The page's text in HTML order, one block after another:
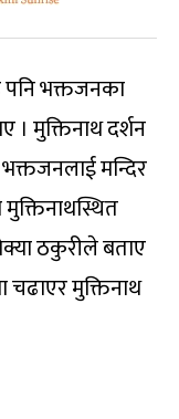
पनि भक्तजनका
। मुक्तिनाथ दर्शन
भक्तजनलाई मन्दिर
ठकुरीले बताए
चढाएर मुक्तिनाथ